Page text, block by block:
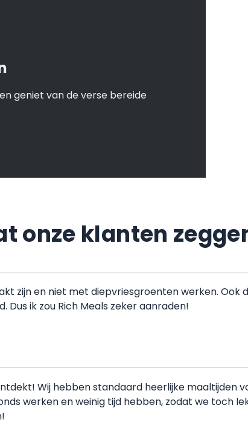
geniet van de verse bereide
onze klanten
zijn en niet met diepvriesgroenten werken.
Dus ik zou Rich Meals zeker aanraden!
Wij hebben standaard heerlijke maaltijden
werken en weinig tijd hebben, zodat we toch